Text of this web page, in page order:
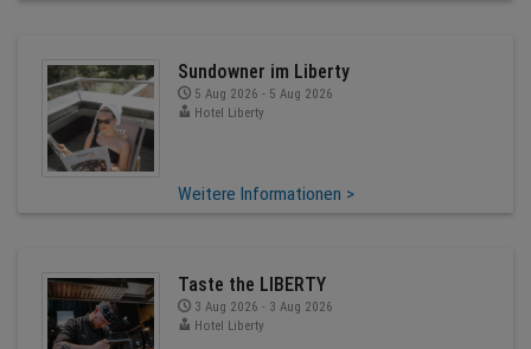
Sundowner im Liberty
5 Aug 2026 - 5 Aug 2026
Hotel Liberty
Weitere Informationen >
Taste the LIBERTY
3 Aug 2026 - 3 Aug 2026
Hotel Liberty